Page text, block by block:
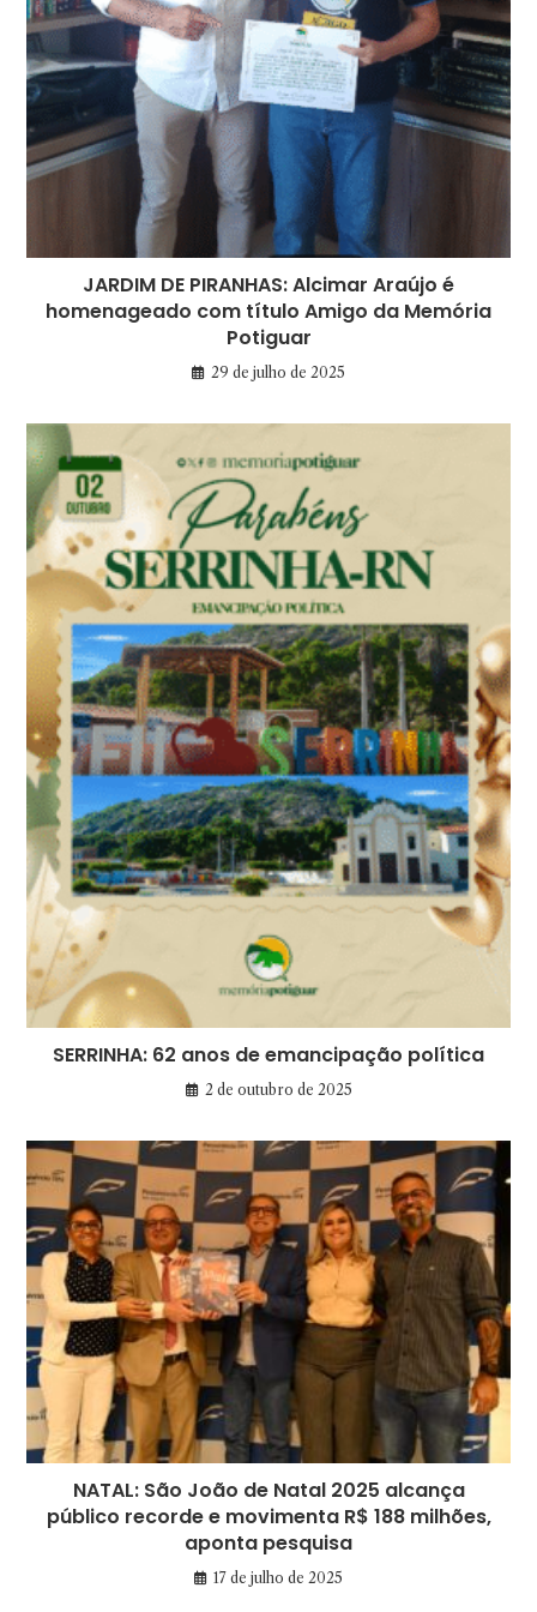
JARDIM DE PIRANHAS: Alcimar Araújo é
homenageado com título Amigo da Memória
Potiguar
29 de julho de 2025
SERRINHA: 62 anos de emancipação política
2 de outubro de 2025
NATAL: São João de Natal 2025 alcança
público recorde e movimenta R$ 188 milhões,
aponta pesquisa
17 de julho de 2025